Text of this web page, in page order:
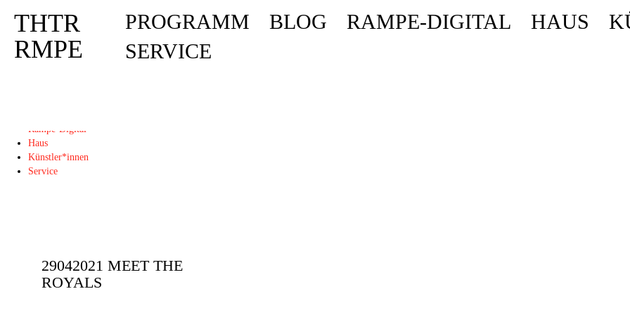
Deprecated : Die Funktion post_permalink ist seit Version 4.4.0 veraltet! Verwende stattdessen get_permalink(). in /homepages/10/d43051023/htdocs/
THTR
RMPE
Rampe-Digital
Haus
Künstler*innen
Service
THTR
RMPE
PROGRAMM BLOG RAMPE-DIGITAL HAUS
SERVICE
29042021 MEET THE
ROYALS